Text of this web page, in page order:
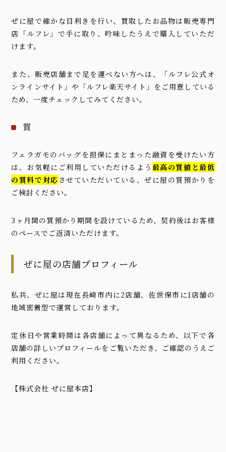
ぜに屋で確かな目利きを行い、買取したお品物は販売専門
店「ルフレ」で手に取り、吟味したうえで購入していただ
けます。
また、販売店舗まで足を運べない方へは、「ルフレ公式オ
ンラインサイト 」や「ルフレ楽天サイト 」をご用意している
ため、一度チェックしてみてください。
質
フェラガモのバッグを担保にまとまった融資を受けたい方
は、お気軽にご利用していただけるよう 最高の質値と最低
の質料で対応 させていただいている、ぜに屋の質預かりを
ご検討ください。
3ヶ月間の質預かり期間を設けているため、契約後はお客様
のペースでご返済いただけます。
ぜに屋の店舗プロフィール
私共、ぜに屋は現在長崎市内に2店舗、佐世保市に1店舗の
地域密着型で運営しております。
定休日や営業時間は各店舗によって異なるため、以下で各
店舗の詳しいプロフィールをご覧いただき、ご確認のうえご
利用ください。
【株式会社 ぜに屋本店】